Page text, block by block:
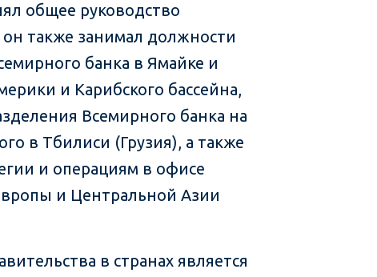
общее руководство
также занимал должности
банка в Ямайке и
и Карибского бассейна,
Всемирного банка на
в Тбилиси (Грузия), а также
и операциям в офисе
и Центральной Азии
в странах является